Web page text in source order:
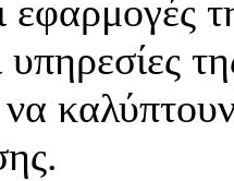
εφαρμογές